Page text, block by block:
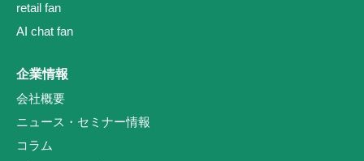
retail fan
AI chat fan
企業情報
会社概要
ニュース・セミナー情報
コラム